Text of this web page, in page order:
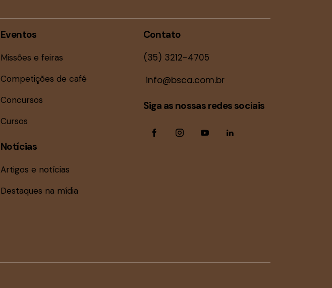
Eventos
Missões e feiras
Competições de café
Concursos
Cursos
Notícias
Artigos e notícias
Destaques na mídia
Contato
(35) 3212-4705
info@bsca.com.br
Siga as nossas redes sociais